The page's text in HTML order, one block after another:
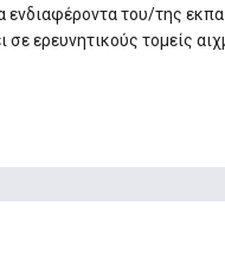
του/της
ερευνητικούς τομείς